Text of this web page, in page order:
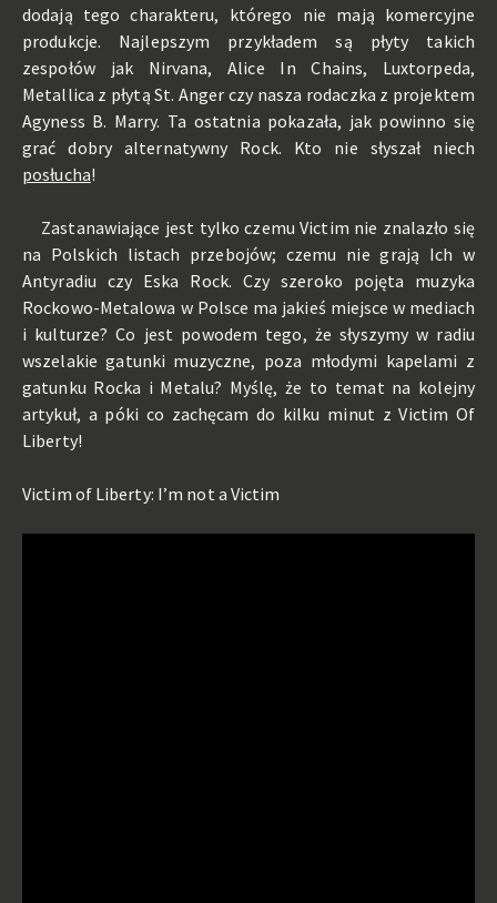
dodają tego charakteru, którego nie mają komercyjne
produkcje. Najlepszym przykładem są płyty takich
zespołów jak Nirvana, Alice In Chains, Luxtorpeda,
Metallica z płytą St. Anger czy nasza rodaczka z projektem
Agyness B. Marry. Ta ostatnia pokazała, jak powinno się
grać dobry alternatywny Rock. Kto nie słyszał niech
posłucha!
Zastanawiające jest tylko czemu Victim nie znalazło się
na Polskich listach przebojów; czemu nie grają Ich w
Antyradiu czy Eska Rock. Czy szeroko pojęta muzyka
Rockowo-Metalowa w Polsce ma jakieś miejsce w mediach
i kulturze? Co jest powodem tego, że słyszymy w radiu
wszelakie gatunki muzyczne, poza młodymi kapelami z
gatunku Rocka i Metalu? Myślę, że to temat na kolejny
artykuł, a póki co zachęcam do kilku minut z Victim Of
Liberty!
Victim of Liberty: I’m not a Victim